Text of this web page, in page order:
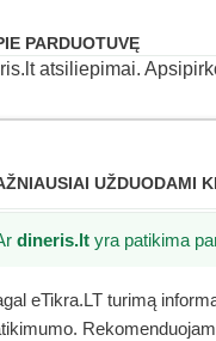
PARDUOTUVĘ
atsiliepimai.
UŽDUODAMI
dineris.lt yra patikima
eTikra.LT turimą